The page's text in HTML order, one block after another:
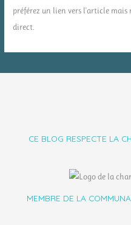
préférez un lien vers l'article mais
direct.
CE BLOG RESPECTE LA
MEMBRE DE LA